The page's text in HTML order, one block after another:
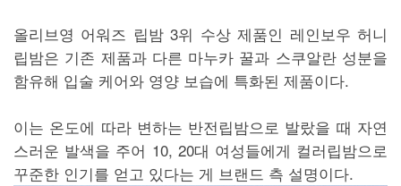
올리브영 어워즈 립밤 3위 수상 제품인 레인보우 허니
립밤은 기존 제품과 다른 마누카 꿀과 스쿠알란 성분을
함유해 입술 케어와 영양 보습에 특화된 제품이다.
이는 온도에 따라 변하는 반전립밤으로 발랐을 때 자연
스러운 발색을 주어 10, 20대 여성들에게 컬러립밤으로
꾸준한 인기를 얻고 있다는 게 브랜드 측 설명이다.